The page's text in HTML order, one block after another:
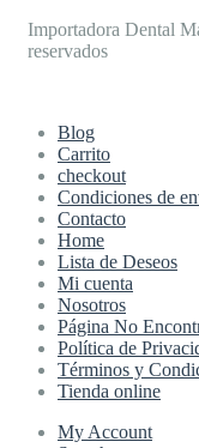
Importadora Dental
reservados
Blog
Carrito
checkout
Condiciones de
Contacto
Home
Lista de Deseos
Mi cuenta
Nosotros
Página No
Política de
Términos y
Tienda online
My Account